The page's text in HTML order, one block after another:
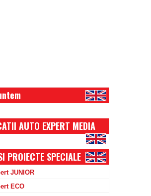
AUTO EXPERT MEDIA
PROIECTE SPECIALE
JUNIOR
ECO